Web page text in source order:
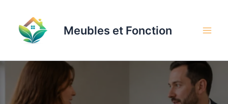
contenu
Meubles et Fonction